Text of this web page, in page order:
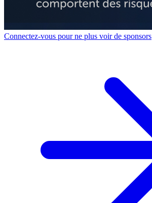
Connectez-vous pour ne plus voir de sponsors